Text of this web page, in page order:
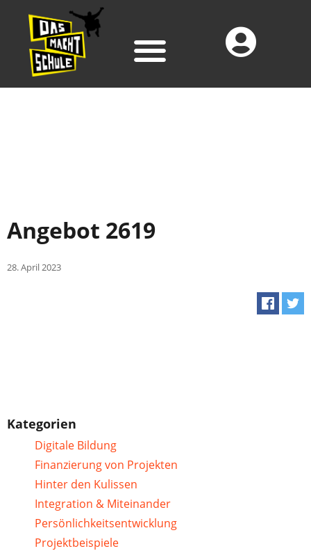
Angebot 2619
28. April 2023
Kategorien
Digitale Bildung
Finanzierung von Projekten
Hinter den Kulissen
Integration & Miteinander
Persönlichkeitsentwicklung
Projektbeispiele